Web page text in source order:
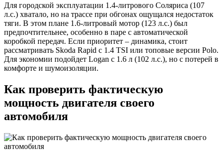
Для городской эксплуатации 1.4-литрового Соляриса (107
л.с.) хватало, но на трассе при обгонах ощущался недостаток
тяги. В этом плане 1.6-литровый мотор (123 л.с.) был
предпочтительнее, особенно в паре с автоматической
коробкой передач. Если приоритет – динамика, стоит
рассматривать Skoda Rapid с 1.4 TSI или топовые версии Polo.
Для экономии подойдет Logan с 1.6 л (102 л.с.), но с потерей в
комфорте и шумоизоляции.
Как проверить фактическую
мощность двигателя своего
автомобиля